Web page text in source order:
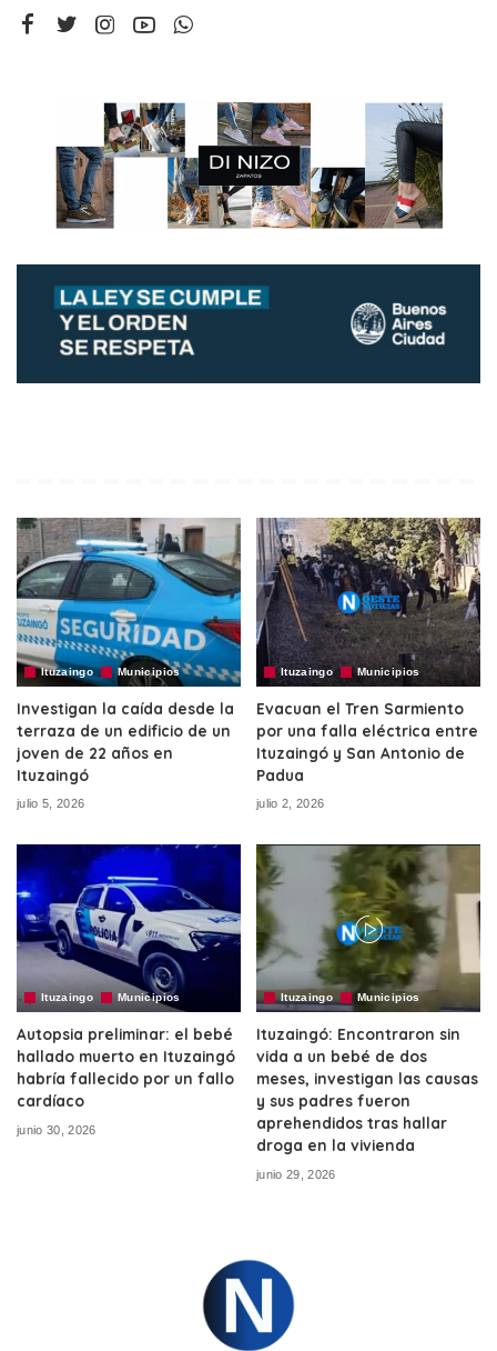
Ituzaingo Municipios
Investigan la caída desde la
terraza de un edificio de un
joven de 22 años en
Ituzaingó
julio 5, 2026
Ituzaingo Municipios
Evacuan el Tren Sarmiento
por una falla eléctrica entre
Ituzaingó y San Antonio de
Padua
julio 2, 2026
Ituzaingo Municipios
Autopsia preliminar: el bebé
hallado muerto en Ituzaingó
habría fallecido por un fallo
cardíaco
junio 30, 2026
Ituzaingo Municipios
Ituzaingó: Encontraron sin
vida a un bebé de dos
meses, investigan las causas
y sus padres fueron
aprehendidos tras hallar
droga en la vivienda
junio 29, 2026